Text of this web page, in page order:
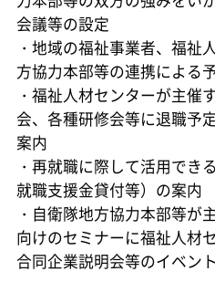
会議等の設定
・地域の福祉事業者、福祉
方協力本部等の連携による
・福祉人材センターが主催
会、各種研修会等に退職予
案内
・再就職に際して活用でき
就職支援金貸付等）の案内
・自衛隊地方協力本部等が
向けのセミナーに福祉人材
合同企業説明会等のイベン